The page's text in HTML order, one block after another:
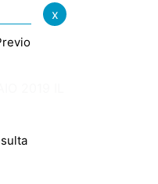
2019 IL
x